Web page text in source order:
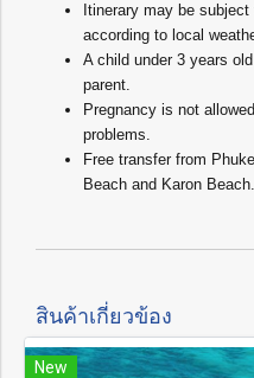
Itinerary may be
according to local
A child under 3 years
parent.
Pregnancy is not
problems.
Free transfer from
Beach and Karon Beach.
สินค้าเกี่ยวข้อง
New